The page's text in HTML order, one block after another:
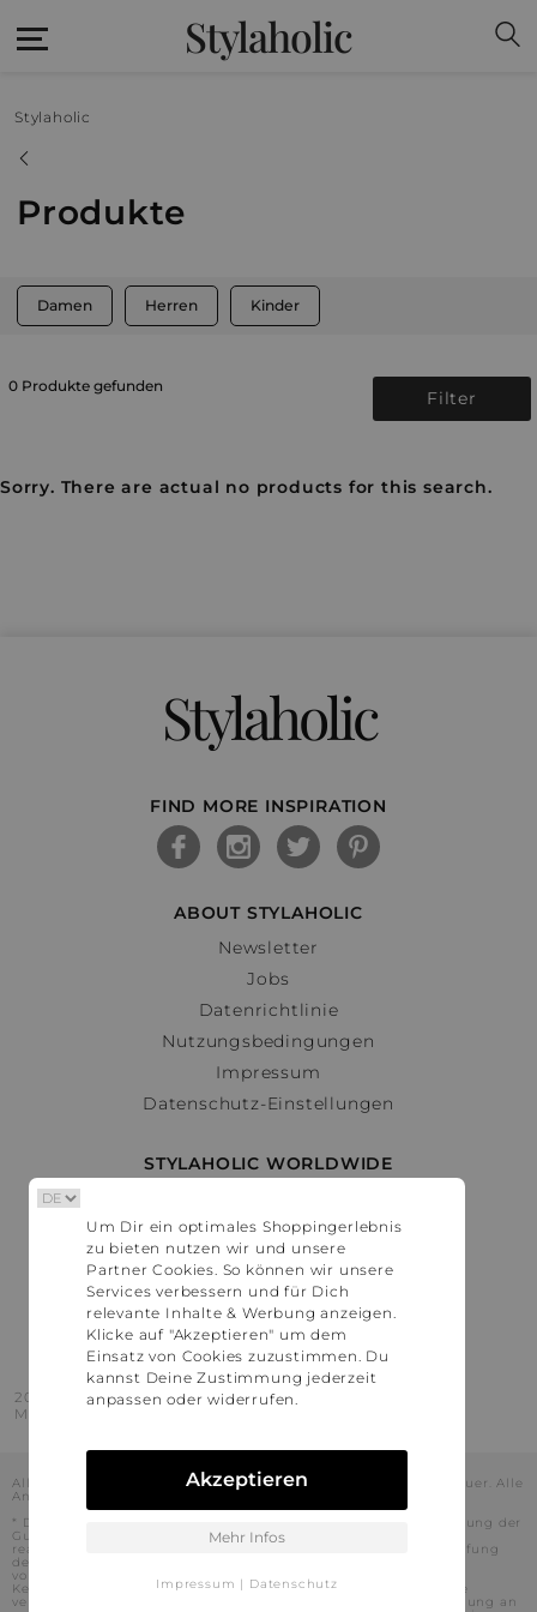
Stylaholic
Stylaholic
Produkte
Damen Herren Kinder
0 Produkte gefunden
Filter
Sorry. There are actual no products for this search.
Stylaholic
FIND MORE INSPIRATION
ABOUT STYLAHOLIC
Newsletter
Jobs
Datenrichtlinie
Nutzungsbedingungen
Impressum
Datenschutz-Einstellungen
STYLAHOLIC WORLDWIDE
Österreich
Schweiz
France
United States
2016 - 2026 © Stylaholic.
Made for you with love in munich.
Alle Preise inkl. der jeweils geltenden gesetzlichen Mehrwertsteuer. Alle
Angaben ohne Gewähr.
* Die angezeigten Preise beinhalten Rabatte, die durch die Nutzung der
Gutschein-Codes auf den Seiten unserer Partner voraussichtlich
realisiert werden können. Stylaholic führt keine vollständige Prüfung
der Gutschein-Codes durch und es kann daher in Einzelfällen
vorkommen, dass die Gutscheine abweichend von unserem
Kenntnisstand bei dem jeweiligen Shop nicht oder nur teilweise
verwendet werden können. Darüber hinaus kann deren Verwendung an
Um Dir ein optimales Shoppingerlebnis
zu bieten nutzen wir und unsere
Partner Cookies. So können wir unsere
Services verbessern und für Dich
relevante Inhalte & Werbung anzeigen.
Klicke auf "Akzeptieren" um dem
Einsatz von Cookies zuzustimmen. Du
kannst Deine Zustimmung jederzeit
anpassen oder widerrufen.
Akzeptieren
Mehr Infos
Impressum | Datenschutz